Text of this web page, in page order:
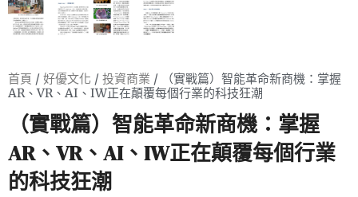
首頁 / 好優文化 / 投資商業 / （實戰篇）智能革命新商機：掌握
AR、VR、AI、IW正在顛覆每個行業的科技狂潮
（實戰篇）智能革命新商機：掌握
AR、VR、AI、IW正在顛覆每個行業
的科技狂潮